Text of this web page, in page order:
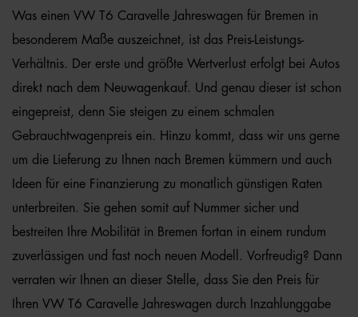
Was einen VW T6 Caravelle Jahreswagen für Bremen in
besonderem Maße auszeichnet, ist das Preis-Leistungs-
Verhältnis. Der erste und größte Wertverlust erfolgt bei Autos
direkt nach dem Neuwagenkauf. Und genau dieser ist schon
eingepreist, denn Sie steigen zu einem schmalen
Gebrauchtwagenpreis ein. Hinzu kommt, dass wir uns gerne
um die Lieferung zu Ihnen nach Bremen kümmern und auch
Ideen für eine Finanzierung zu monatlich günstigen Raten
unterbreiten. Sie gehen somit auf Nummer sicher und
bestreiten Ihre Mobilität in Bremen fortan in einem rundum
zuverlässigen und fast noch neuen Modell. Vorfreudig? Dann
verraten wir Ihnen an dieser Stelle, dass Sie den Preis für
Ihren VW T6 Caravelle Jahreswagen durch Inzahlunggabe